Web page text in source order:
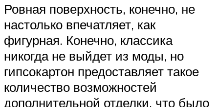
Ровная поверхность, конечно, не
настолько впечатляет, как
фигурная. Конечно, классика
никогда не выйдет из моды, но
гипсокартон предоставляет такое
количество возможностей
дополнительной отделки, что было